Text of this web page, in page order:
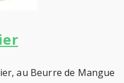
au Beurre de Mangue